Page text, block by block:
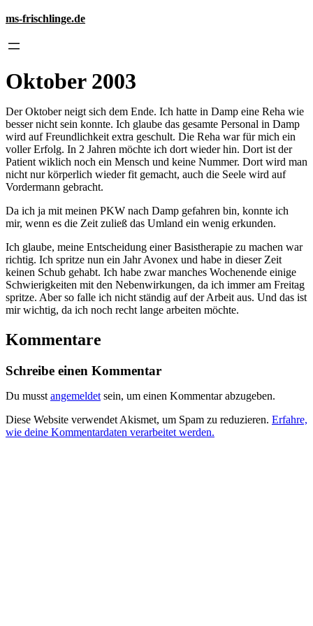
Zum
springen
ms-frischlinge.de
Oktober 2003
Der Oktober neigt sich dem Ende. Ich hatte in Damp eine Reha wie
besser nicht sein konnte. Ich glaube das gesamte Personal in Damp
wird auf Freundlichkeit extra geschult. Die Reha war für mich ein
voller Erfolg. In 2 Jahren möchte ich dort wieder hin. Dort ist der
Patient wiklich noch ein Mensch und keine Nummer. Dort wird man
nicht nur körperlich wieder fit gemacht, auch die Seele wird auf
Vordermann gebracht.
Da ich ja mit meinen PKW nach Damp gefahren bin, konnte ich
mir, wenn es die Zeit zuließ das Umland ein wenig erkunden.
Ich glaube, meine Entscheidung einer Basistherapie zu machen war
richtig. Ich spritze nun ein Jahr Avonex und habe in dieser Zeit
keinen Schub gehabt. Ich habe zwar manches Wochenende einige
Schwierigkeiten mit den Nebenwirkungen, da ich immer am Freitag
spritze. Aber so falle ich nicht ständig auf der Arbeit aus. Und das ist
mir wichtig, da ich noch recht lange arbeiten möchte.
Kommentare
Schreibe einen Kommentar
Du musst angemeldet sein, um einen Kommentar abzugeben.
Diese Website verwendet Akismet, um Spam zu reduzieren. Erfahre,
wie deine Kommentardaten verarbeitet werden.